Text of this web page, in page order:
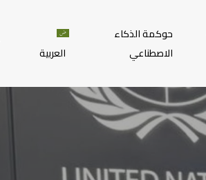
حوكمة الذكاء
الاصطناعي
العربية